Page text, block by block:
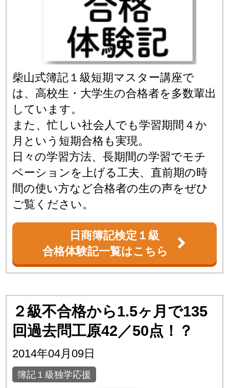
柴山式簿記１級短期マスター講座で
は、高校生・大学生の合格者を多数輩出
しています。
また、忙しい社会人でも学習期間４か
月という短期合格も実現。
日々の学習方法、長期間の学習でモチ
ベーションを上げる工夫、直前期の時
間の使い方など合格者の生の声をぜひ
ご覧ください。
日商簿記検定１級
合格体験記一覧はこちら
２級不合格から1.5ヶ月で135
回過去問工原42／50点！？
2014年04月09日
簿記１級独学応援